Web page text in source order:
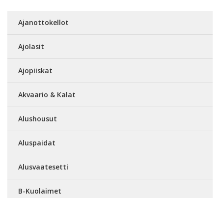
Ajanottokellot
Ajolasit
Ajopiiskat
Akvaario & Kalat
Alushousut
Aluspaidat
Alusvaatesetti
B-Kuolaimet